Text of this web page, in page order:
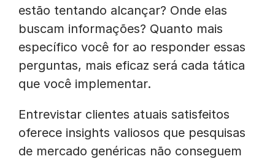
estão tentando alcançar? Onde elas
buscam informações? Quanto mais
específico você for ao responder essas
perguntas, mais eficaz será cada tática
que você implementar.
Entrevistar clientes atuais satisfeitos
oferece insights valiosos que pesquisas
de mercado genéricas não conseguem